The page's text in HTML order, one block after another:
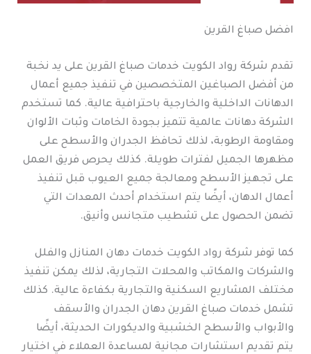
افضل صباغ القرين
تقدم شركة رواد الكويت خدمات صباغ القرين على يد نخبة
من أفضل الصباغين المتخصصين في تنفيذ جميع أعمال
الدهانات الداخلية والخارجية باحترافية عالية. كما تستخدم
الشركة دهانات عالمية تتميز بجودة الخامات وثبات الألوان
ومقاومة الرطوبة، لذلك تحافظ الجدران والأسطح على
مظهرها الجميل لفترات طويلة. كذلك يحرص فريق العمل
على تجهيز الأسطح ومعالجة جميع العيوب قبل تنفيذ
أعمال الدهان، أيضًا يتم استخدام أحدث المعدات التي
تضمن الحصول على تشطيب متجانس وأنيق.
كما توفر شركة رواد الكويت خدمات دهان المنازل والفلل
والشركات والمكاتب والمحلات التجارية، لذلك يمكن تنفيذ
مختلف المشاريع السكنية والتجارية بكفاءة عالية. كذلك
تشمل خدمات صباغ القرين دهان الجدران والأسقف
والأبواب والأسطح الخشبية والديكورات الحديثة، أيضًا
يتم تقديم استشارات مجانية لمساعدة العملاء في اختيار